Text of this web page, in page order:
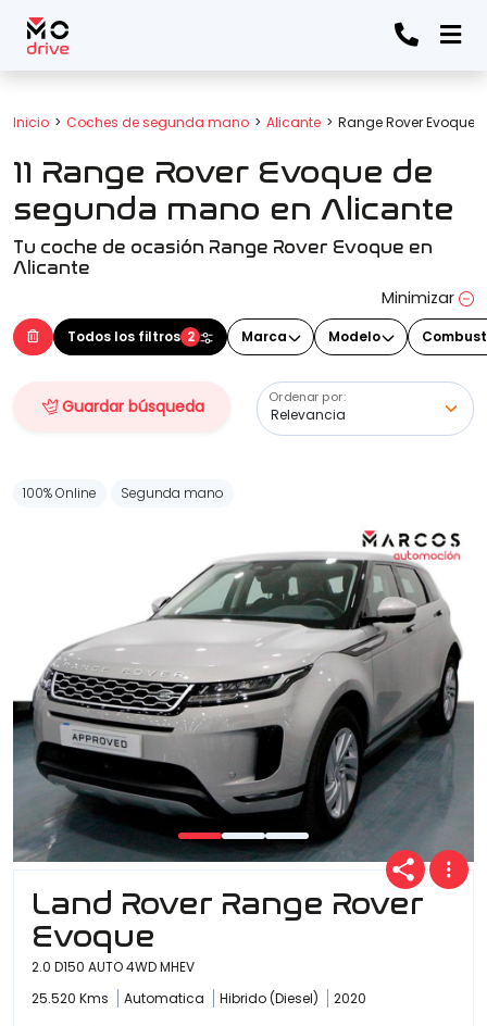
Inicio Coches de segunda mano Alicante Range Rover Evoque
11 Range Rover Evoque de
segunda mano en Alicante
Tu coche de ocasión Range Rover Evoque en
Alicante
Minimizar
Todos los filtros 2 Marca Modelo
Guardar búsqueda Ordenar por:
Todos los filtros
Marca
(Elige una o varias marcas)
Modelo
Precio
Año
Kilómetros
Combustible
(Elige una o varias opciones)
100% Online Segunda mano
Land Rover Range Rover
Evoque
2.0 D150 AUTO 4WD MHEV
25.520 Kms
Automatica Hibrido (Diesel) 2020